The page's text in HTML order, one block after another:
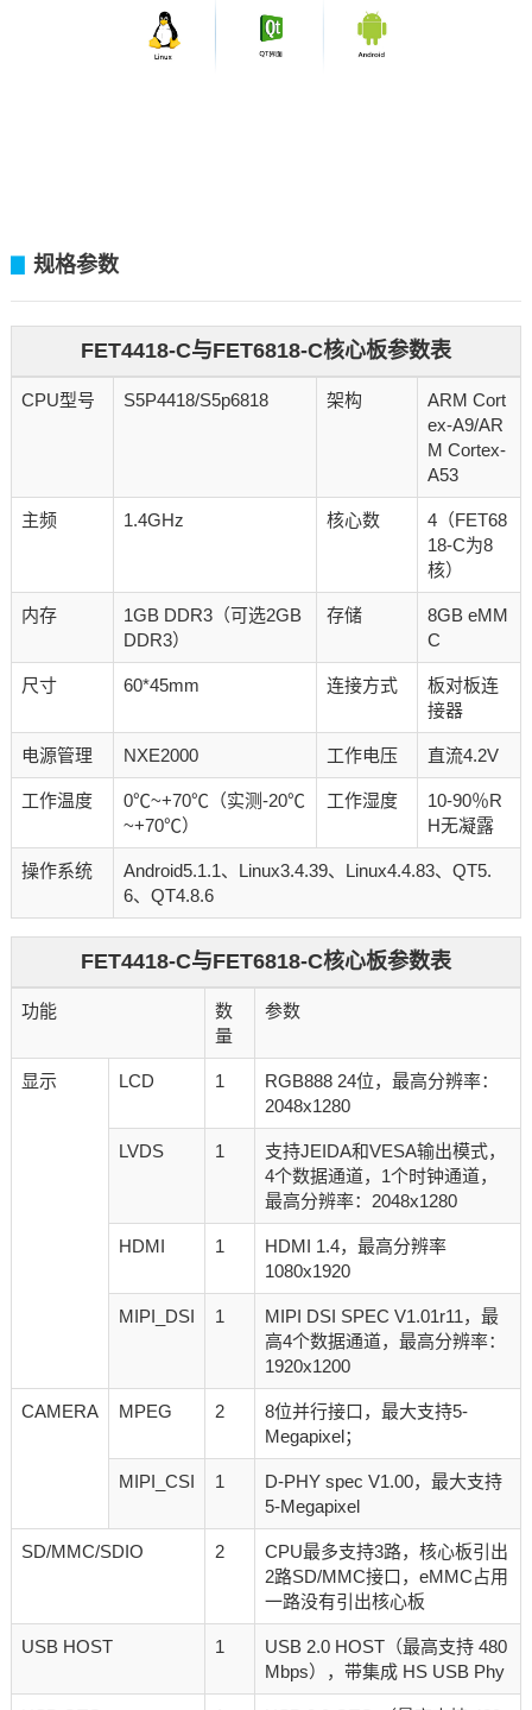
规格参数
FET4418-C与FET6818-C核心板参数表
CPU型号 S5P4418/S5p6818 架构
ARM Cort
ex-A9/AR
M Cortex-
A53
主频 1.4GHz 核心数
4（FET68
18-C为8
核）
内存
1GB DDR3（可选2GB
DDR3）
存储
8GB eMM
C
尺寸 60*45mm 连接方式
板对板连
接器
电源管理 NXE2000 工作电压 直流4.2V
工作温度
0℃~+70℃（实测-20℃
~+70℃）
工作湿度
10-90％R
H无凝露
操作系统 Android5.1.1、Linux3.4.39、Linux4.4.83、QT5.
6、QT4.8.6
FET4418-C与FET6818-C核心板参数表
功能
数
量
参数
显示 LCD 1
RGB888 24位，最高分辨率：
2048x1280
LVDS 1
支持JEIDA和VESA输出模式，
4个数据通道，1个时钟通道，
最高分辨率：2048x1280
HDMI 1
HDMI 1.4，最高分辨率
1080x1920
MIPI_DSI 1
MIPI DSI SPEC V1.01r11，最
高4个数据通道，最高分辨率：
1920x1200
CAMERA MPEG 2
8位并行接口，最大支持5-
Megapixel；
MIPI_CSI 1
D-PHY spec V1.00，最大支持
5-Megapixel
SD/MMC/SDIO 2
CPU最多支持3路，核心板引出
2路SD/MMC接口，eMMC占用
一路没有引出核心板
USB HOST 1
USB 2.0 HOST（最高支持 480
Mbps），带集成 HS USB Phy